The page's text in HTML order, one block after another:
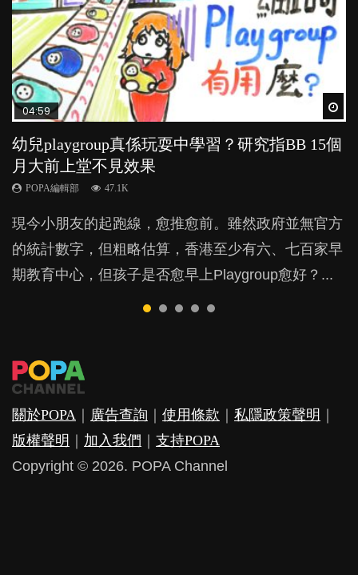
04:59
幼兒playgroup真係玩耍中學習？研究指BB 15個
月大前上堂不見效果
POPA編輯部 47.1K
現今小朋友的起跑線，愈推愈前。雖然政府並無官方
的統計數字，但粗略估算，香港至少有六、七百家早
期教育中心，但孩子是否愈早上Playgroup愈好？...
03:39
幼稚園遊戲課 如何刺激幼兒自發學習取代獎勵
與懲罰？
POPA編輯部 33.1K
由美國學者所創的 tools of the mind 課程，學生以遊
戲方式學習，學術能力和自制能力亦明顯比其他小朋
友優勝，到底這課程有何特別之處？...
03:02
老公患產後憂鬱症對BB的影響
POPA編輯部 15.9K
鬱，影響日常生活，嚴重的甚至會有自殺，或傷害小
朋友的念頭。但為何爸爸患上產後抑鬱往往難以察
覺？...
04:06
全職好？在職好？｜全職媽媽與在職媽媽的壓
力與價值
POPA編輯部 25.8K
許多媽媽心底可能都有一刻掙扎過：究竟全職好，還
是在職好。雖說每個家庭都有自己的獨特狀況和考慮
因素，但原來全職和在職媽媽所養育的子女其實都各
03:41
BB口腔期乜都放入口，父母該制止還是放手？
POPA編輯部 25.5K
成吮手指的習慣，大個就很難戒，但原來一刀切阻止
他們放東西入口，隨時會影響孩子的身心發展？...
關於POPA 廣告查詢 使用條款 私隱政策聲明
版權聲明
加入我們
支持POPA
Copyright © 2026. POPA Channel